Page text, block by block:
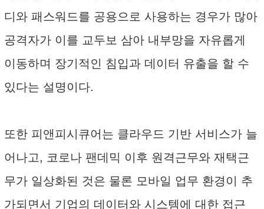
디와 패스워드를 공용으로 사용하는 경우가 많아
공격자가 이를 교두보 삼아 내부망을 자유롭게
이동하며 장기적인 침입과 데이터 유출을 할 수
있다는 설명이다.
또한 피앤피시큐어는 클라우드 기반 서비스가 늘
어나고, 코로나 팬데믹 이후 원격근무와 재택근
무가 일상화된 것은 물론 모바일 업무 환경이 추
가되면서 기업의 데이터와 시스템에 대한 접근